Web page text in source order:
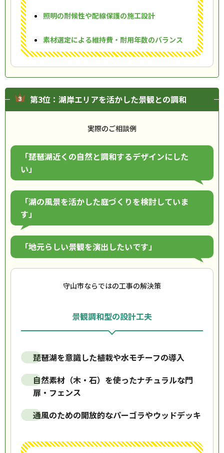
照明の耐候性や配線保護の施工設計
素材選定による維持費・耐用年数のバランス
第3位：湖岸エリアを活かした景観との調和
実際のご相談例
「琵琶湖近くの自然と調和するデザインにした
い」
「湖の風景を活かした庭づくりを検討していま
す」
「地元らしい景観を演出したいです」
守山市ならではの工事の解決策
景観調和型の設計工夫
琵琶湖を意識した植栽や水モチーフの導入
自然素材（木・石）を使ったナチュラルな門
扉・フェンス
通風のための開放的なパーゴラやウッドデッキ